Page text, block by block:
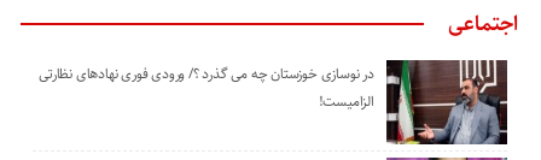
اجتماعی
در نوسازی خوزستان چه می گذرد ؟/ ورودی فوری نهادهای نظارتی
الزامیست!